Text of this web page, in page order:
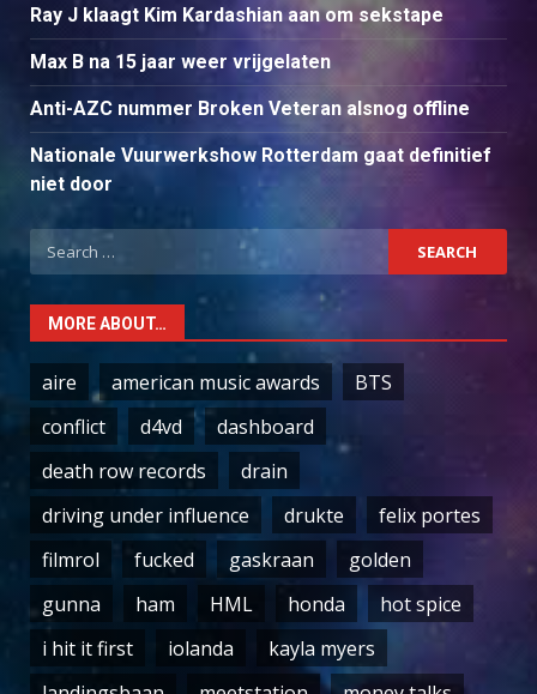
Ray J klaagt Kim Kardashian aan om sekstape
Max B na 15 jaar weer vrijgelaten
Anti-AZC nummer Broken Veteran alsnog offline
Nationale Vuurwerkshow Rotterdam gaat definitief
niet door
Search
for:
MORE ABOUT…
aire american music awards
BTS
conflict
d4vd
dashboard
death row records
drain
driving under influence
drukte
felix portes
filmrol
fucked gaskraan
golden
gunna
ham HML honda
hot spice
i hit it first
iolanda
kayla myers